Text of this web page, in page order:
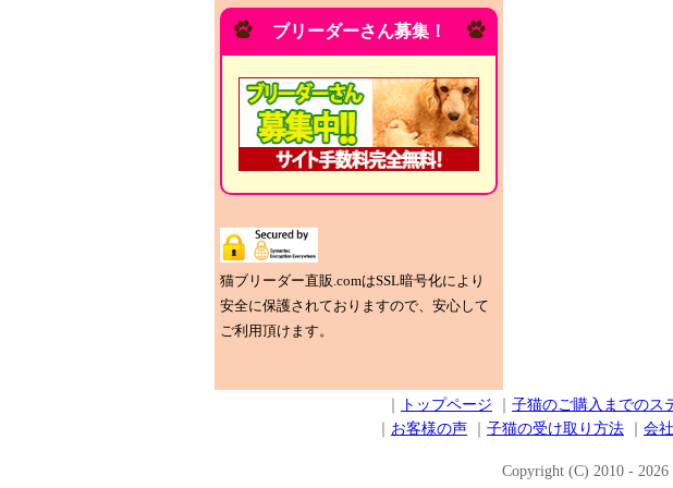
ブリーダーさん募集！
猫ブリーダー直販.comはSSL暗号化により
安全に保護されておりますので、安心して
ご利用頂けます。
トップページ 子猫のご購入までのス
お客様の声 子猫の受け取り方法 会
Copyright (C) 2010 -